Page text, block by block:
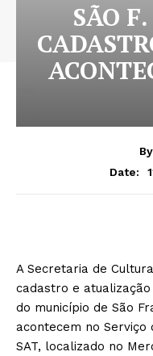
SÃO
Date:
A Secretaria de
cadastro e
do município de São
acontecem no Serviço
SAT, localizado no